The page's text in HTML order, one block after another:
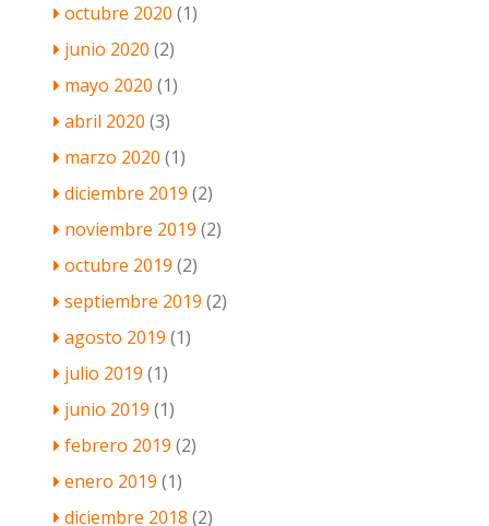
octubre 2020 (1)
junio 2020 (2)
mayo 2020 (1)
abril 2020 (3)
marzo 2020 (1)
diciembre 2019 (2)
noviembre 2019 (2)
octubre 2019 (2)
septiembre 2019 (2)
agosto 2019 (1)
julio 2019 (1)
junio 2019 (1)
febrero 2019 (2)
enero 2019 (1)
diciembre 2018 (2)